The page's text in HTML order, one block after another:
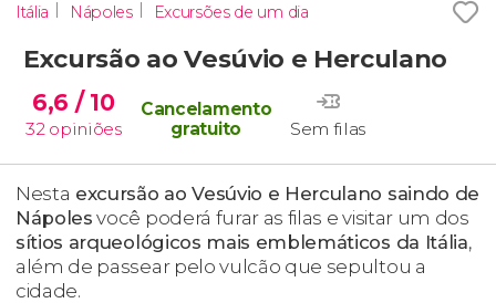
Itália Nápoles Excursões de um dia
Excursão ao Vesúvio e Herculano
6,6 / 10
32 opiniões Sem filas
Cancelamento
gratuito
Nesta excursão ao Vesúvio e Herculano saindo de
Nápoles você poderá furar as filas e visitar um dos
sítios arqueológicos mais emblemáticos da Itália,
além de passear pelo vulcão que sepultou a
cidade.